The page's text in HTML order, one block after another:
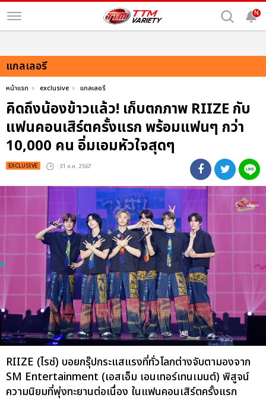
N
แกลเลอรี
หน้าแรก exclusive แกลเลอรี
คิดถึงน้องข้าวแล้ว! เก็บตกภาพ RIIZE กับ
แฟนคอนเสิร์ตครั้งแรก พร้อมแฟนๆ กว่า
10,000 คน อิ่มเอมหัวใจสุดๆ
EXCLUSIVE : 31 ก.ค. 2567
RIIZE (ไรซ์) บอยกรุ๊ปกระแสแรงที่ทั่วโลกต่างจับตามองจาก
SM Entertainment (เอสเอ็ม เอนเทอร์เทนเมนต์) พิสูจน์
ความนิยมที่พุ่งทะยานต่อเนื่อง ในแฟนคอนเสิร์ตครั้งแรก